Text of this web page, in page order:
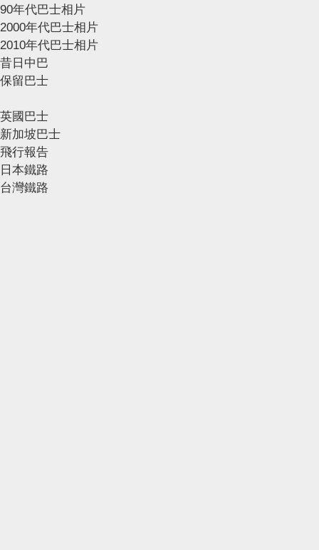
90年代巴士相片
2000年代巴士相片
2010年代巴士相片
昔日中巴
保留巴士
英國巴士
新加坡巴士
飛行報告
日本鐵路
台灣鐵路